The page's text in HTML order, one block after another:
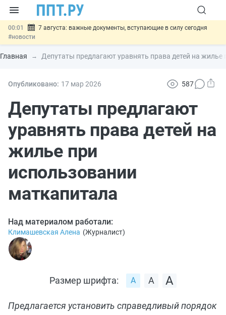
00:01
7 августа: важные документы, вступающие в силу сегодня
#новости
06.08 Минпромторг предложил запретить смешанные лоты
электроники в госзакупках#новости
06.08 Возврат денег за риелторские услуги при недействительных
06.08
банковской гарантией
#новости
Главная Депутаты предлагают уравнять права детей на
Опубликовано: 17 мар 2026 587
Депутаты предлагают
уравнять права детей на
жилье при
использовании
маткапитала
Над материалом работали:
Климашевская Алена (Журналист)
Размер шрифта:
Предлагается установить справедливый порядок